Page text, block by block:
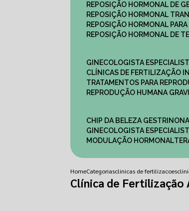
REPOSIÇÃO HORMONAL DE
REPOSIÇÃO HORMONAL
REPOSIÇÃO HORMONAL
REPOSIÇÃO HORMONAL DE
GINECOLOGISTA
CLÍNICAS DE FERTILIZAÇÃO
TRATAMENTOS PARA
REPRODUÇÃO HUMANA
CHIP DA BELEZA GESTRINONA
GINECOLOGISTA
MODULAÇÃO HORMONAL
HomeCategoriasclinicas de fertilizacoes
Clínica de Fertilização